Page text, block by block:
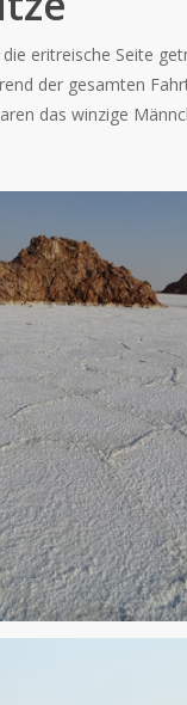
eritreische Seite
der gesamten
das winzige